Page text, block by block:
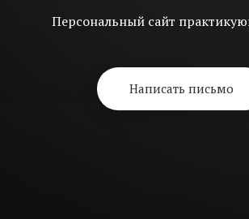
Персональный сайт
Написать письмо